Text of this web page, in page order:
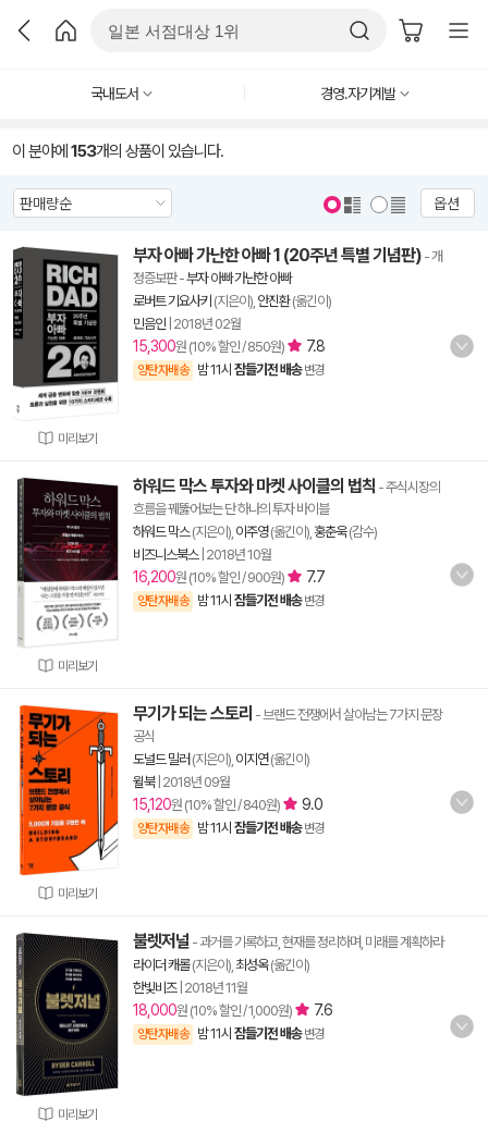
국내도서 경영.자기계발
이 분야에 153개의 상품이 있습니다.
옵션
미리보기
부자 아빠 가난한 아빠 1 (20주년 특별 기념판) - 개
정증보판-부자 아빠 가난한 아빠
로버트 기요사키 (지은이), 안진환(옮긴이)
민음인 2018년 02월
15,300원 (10% 할인 / 850원) 7.8
양탄자배송 밤 11시 잠들기전 배송 변경
미리보기
하워드 막스 투자와 마켓 사이클의 법칙 - 주식시장의
흐름을 꿰뚫어보는 단 하나의 투자 바이블
하워드 막스(지은이), 이주영(옮긴이), 홍춘욱(감수)
비즈니스북스| 2018년 10월
16,200원 (10% 할인 / 900원) 7.7
양탄자배송 밤 11시 잠들기전 배송 변경
미리보기
무기가 되는 스토리 - 브랜드 전쟁에서 살아남는 7가지 문장
공식
도널드 밀러 (지은이), 이지연(옮긴이)
윌북| 2018년 09월
15,120원 (10% 할인 / 840원) 9.0
양탄자배송 밤 11시 잠들기전 배송 변경
미리보기
불렛저널 - 과거를 기록하고, 현재를 정리하며, 미래를 계획하라
라이더 캐롤(지은이), 최성옥(옮긴이)
한빛비즈| 2018년 11월
18,000원 (10% 할인 / 1,000원) 7.6
양탄자배송 밤 11시 잠들기전 배송 변경